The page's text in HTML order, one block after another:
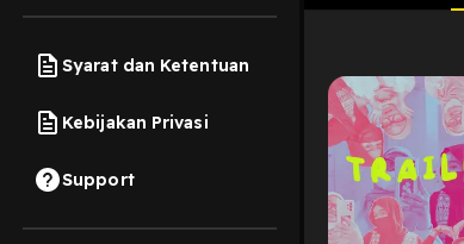
Syarat dan Ketentuan
Kebijakan Privasi
Support